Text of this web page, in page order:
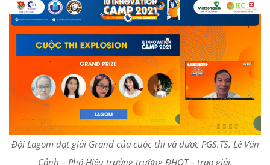
Đội Lagom đạt giải Grand của cuộc thi và được PGS.TS. Lê Văn
Cảnh – Phó Hiệu trưởng trường ĐHQT – trao giải.